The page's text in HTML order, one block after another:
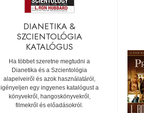
DIANETIKA &
SZCIENTOLÓGIA
KATALÓGUS
Ha többet szeretne megtudni a
Dianetika és a Szcientológia
alapelveiről és azok használatáról,
igényeljen egy ingyenes katalógust a
könyvekről, hangoskönyvekről,
filmekről és előadásokról.